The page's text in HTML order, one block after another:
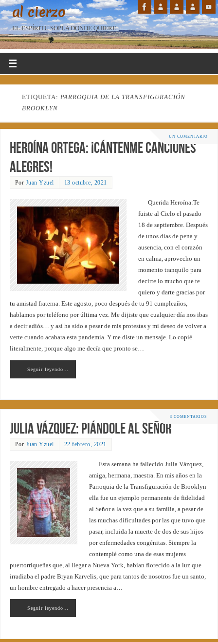
al cierzo
EL ESPÍRITU SOPLA DONDE QUIERE...
ETIQUETA: PARROQUIA DE LA TRANSFIGURACIÓN
BROOKLYN
UN COMENTARIO
Heroína Ortega: ¡Cántenme canciones
alegres!
Por Juan Yzuel 13 octubre, 2021
Querida Heroína:Te
fuiste al Cielo el pasado
18 de septiembre. Después
de unos días de pena y
ausencia, con el corazón
en calma, aprovecho un
momento tranquilo para
decirte lo mucho que te
quiero y darte gracias por
tu amistad fraterna. Este agosto, poco después de tu 91 cumpleaños,
hablamos por teléfono por última vez. Me dijiste que cualquier día nos ibas
a decir adiós… y así ha sido a pesar de mis protestas y mi deseo de volver a
verte cuando acabara esta pandemia. Y me diste un mensaje. Lo copié
literalmente, porque algo me decía que pronto se…
Seguir leyendo…
3 COMENTARIOS
Julia Vázquez: piándole al Señor
Por Juan Yzuel 22 febrero, 2021
Esta semana ha fallecido Julia Vázquez,
amiga, hermana, maestra. En mis años en la
Parroquia de la Transfiguración de Brooklyn
ella fue un ejemplo permanente de fidelidad
al Señor a la vez que a su familia, a pesar de
las muchas dificultades por las que tuvo que
pasar, incluida la muerte de dos de sus hijos
por enfermedades congénitas. Siempre la
contemplé como una de esas mujeres
puertorriqueñas que, al llegar a Nueva York, habían florecido a la luz que
irradiaba el padre Bryan Karvelis, que para tantos de nosotros fue un santo,
un hombre entregado a hacer presencia a…
Seguir leyendo…